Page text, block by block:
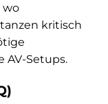
wo
kritisch
AV-Setups.